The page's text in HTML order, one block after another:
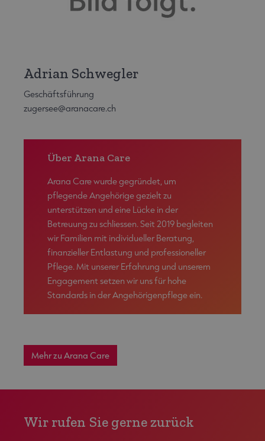
Adrian Schwegler
Geschäftsführung
zugersee@aranacare.ch
Über Arana Care
Arana Care wurde gegründet, um
pflegende Angehörige gezielt zu
unterstützen und eine Lücke in der
Betreuung zu schliessen. Seit 2019 begleiten
wir Familien mit individueller Beratung,
finanzieller Entlastung und professioneller
Pflege. Mit unserer Erfahrung und unserem
Engagement setzen wir uns für hohe
Standards in der Angehörigenpflege ein.
Mehr zu Arana Care
Wir rufen Sie gerne zurück